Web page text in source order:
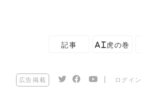
記事 AI虎の巻
広告掲載 ログイン